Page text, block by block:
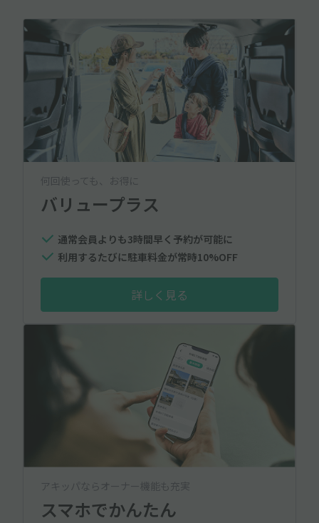
何回使っても、お得に
バリュープラス
通常会員よりも3時間早く予約が可能に
利用するたびに駐車料金が常時10%OFF
詳しく見る
アキッパならオーナー機能も充実
スマホでかんたん